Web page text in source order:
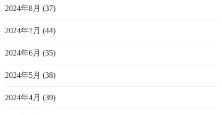
2024年8月 (37)
2024年7月 (44)
2024年6月 (35)
2024年5月 (38)
2024年4月 (39)